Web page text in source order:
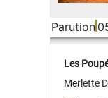
Parution
Les
Merlette